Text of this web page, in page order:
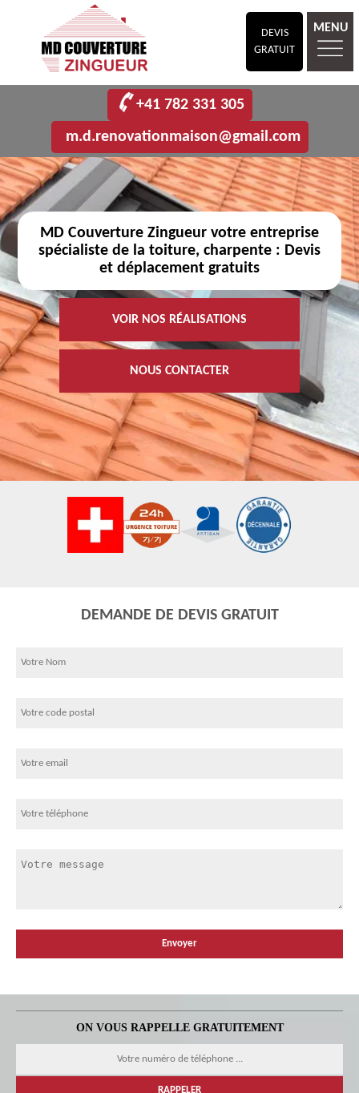
DEVIS
GRATUIT
MENU
+41 782 331 305
m.d.renovationmaison@gmail.com
MD Couverture Zingueur votre entreprise
spécialiste de la toiture, charpente : Devis
et déplacement gratuits
VOIR NOS RÉALISATIONS
NOUS CONTACTER
DEMANDE DE DEVIS GRATUIT
ON VOUS RAPPELLE GRATUITEMENT